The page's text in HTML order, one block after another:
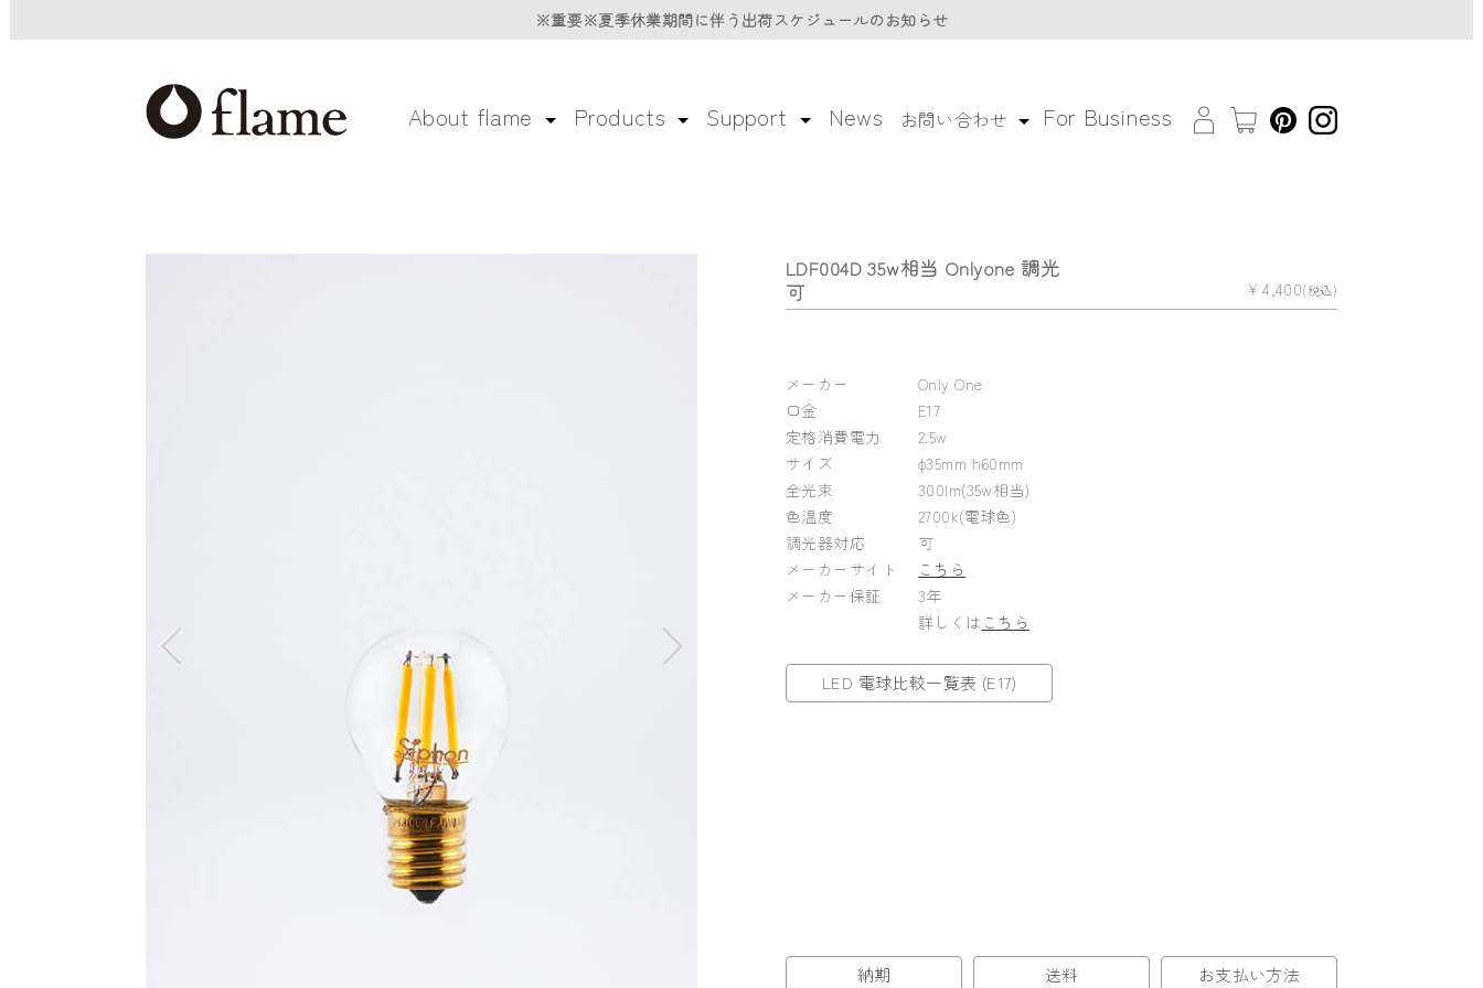
※重要※夏季休業期間に伴う 出荷スケジュールのお知らせ
※重要※夏季休業期間に伴う 出荷スケジュールのお知らせ
About flame Products Support News お問い合わせ For Business
LDF004D 35w相当 Onlyone 調光
可
¥ 4,400(税込)
メーカー
Only One
口金
E17
定格消費電力
2.5w
サイズ
φ35mm h60mm
全光束
300lm(35w相当)
色温度
2700k(電球色)
調光器対応
可
メーカーサイト
こちら
メーカー保証
3年
詳しくは こちら
LED 電球比較一覧表 (E17)
納期 送料 お支払い方法